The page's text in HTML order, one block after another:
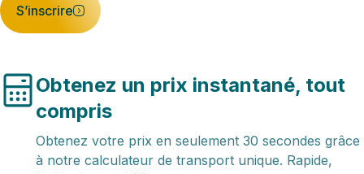
S’inscrire
Obtenez un prix instantané, tout
compris
Obtenez votre prix en seulement 30 secondes grâce
à notre calculateur de transport unique. Rapide,